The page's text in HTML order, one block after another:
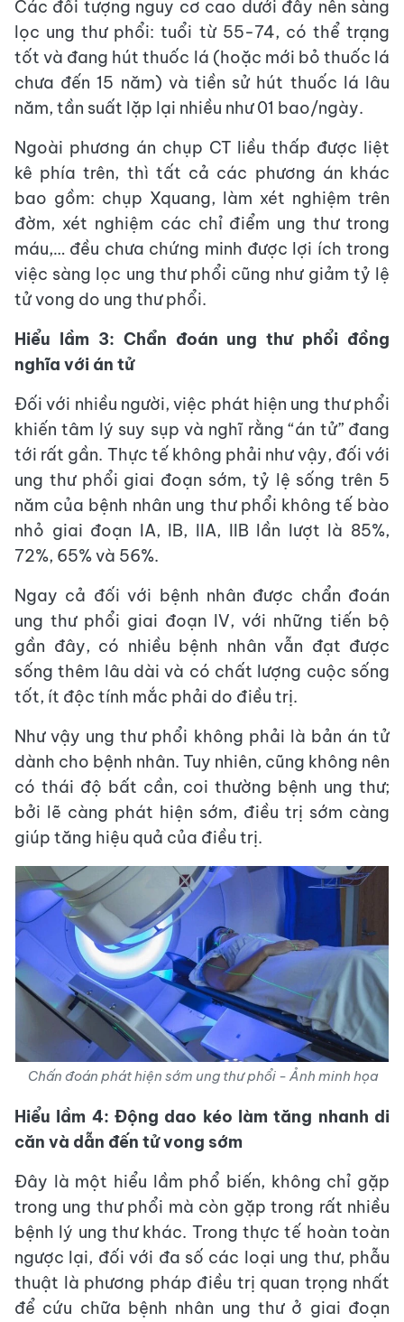
Các đối tượng nguy cơ cao dưới đây nên sàng
lọc ung thư phổi: tuổi từ 55-74, có thể trạng
tốt và đang hút thuốc lá (hoặc mới bỏ thuốc lá
chưa đến 15 năm) và tiền sử hút thuốc lá lâu
năm, tần suất lặp lại nhiều như 01 bao/ngày.
Ngoài phương án chụp CT liều thấp được liệt
kê phía trên, thì tất cả các phương án khác
bao gồm: chụp Xquang, làm xét nghiệm trên
đờm, xét nghiệm các chỉ điểm ung thư trong
máu,… đều chưa chứng minh được lợi ích trong
việc sàng lọc ung thư phổi cũng như giảm tỷ lệ
tử vong do ung thư phổi.
Hiểu lầm 3: Chẩn đoán ung thư phổi đồng
nghĩa với án tử
Đối với nhiều người, việc phát hiện ung thư phổi
khiến tâm lý suy sụp và nghĩ rằng “án tử” đang
tới rất gần. Thực tế không phải như vậy, đối với
ung thư phổi giai đoạn sớm, tỷ lệ sống trên 5
năm của bệnh nhân ung thư phổi không tế bào
nhỏ giai đoạn IA, IB, IIA, IIB lần lượt là 85%,
72%, 65% và 56%.
Ngay cả đối với bệnh nhân được chẩn đoán
ung thư phổi giai đoạn IV, với những tiến bộ
gần đây, có nhiều bệnh nhân vẫn đạt được
sống thêm lâu dài và có chất lượng cuộc sống
tốt, ít độc tính mắc phải do điều trị.
Như vậy ung thư phổi không phải là bản án tử
dành cho bệnh nhân. Tuy nhiên, cũng không nên
có thái độ bất cần, coi thường bệnh ung thư;
bởi lẽ càng phát hiện sớm, điều trị sớm càng
giúp tăng hiệu quả của điều trị.
Chấn đoán phát hiện sớm ung thư phổi - Ảnh minh họa
Hiểu lầm 4: Động dao kéo làm tăng nhanh di
căn và dẫn đến tử vong sớm
Đây là một hiểu lầm phổ biến, không chỉ gặp
trong ung thư phổi mà còn gặp trong rất nhiều
bệnh lý ung thư khác. Trong thực tế hoàn toàn
ngược lại, đối với đa số các loại ung thư, phẫu
thuật là phương pháp điều trị quan trọng nhất
để cứu chữa bệnh nhân ung thư ở giai đoạn